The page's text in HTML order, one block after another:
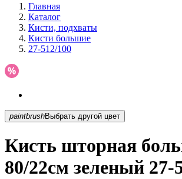
Главная
Каталог
Кисти, подхваты
Кисти большие
27-512/100
paintbrush Выбрать другой цвет
Кисть шторная
80/22см зеленый 27-